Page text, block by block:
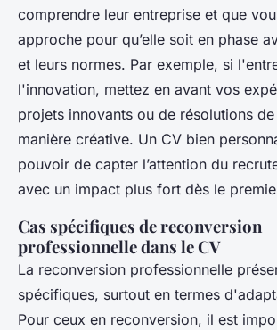
comprendre leur entreprise et que
approche pour qu’elle soit en phase
et leurs normes. Par exemple, si
l'innovation, mettez en avant vos
projets innovants ou de résolutions
manière créative. Un CV bien
pouvoir de capter l’attention du
avec un impact plus fort dès le
Cas spécifiques de reconversion
professionnelle dans le CV
La reconversion professionnelle
spécifiques, surtout en termes
Pour ceux en reconversion, il est